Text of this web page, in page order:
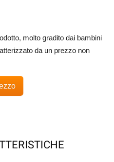
molto gradito dai bambini
da un prezzo non